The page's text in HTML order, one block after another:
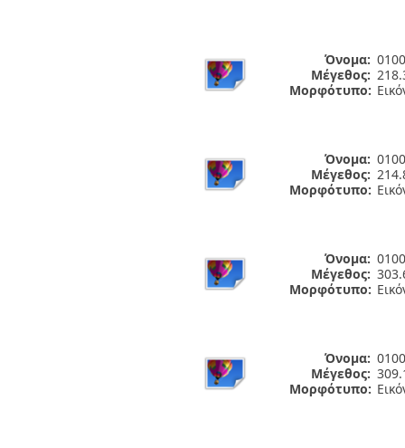
Όνομα:
Μέγεθος:
Μορφότυπο:
Όνομα:
Μέγεθος:
Μορφότυπο:
Όνομα:
Μέγεθος:
Μορφότυπο:
Όνομα:
Μέγεθος:
Μορφότυπο: